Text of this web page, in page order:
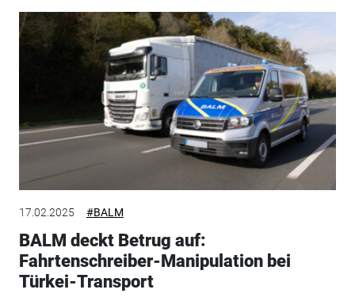
17.02.2025 #BALM
BALM deckt Betrug auf:
Fahrtenschreiber-Manipulation bei
Türkei-Transport